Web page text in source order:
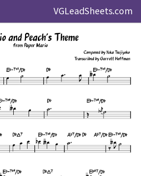
VGLeadSheets.com